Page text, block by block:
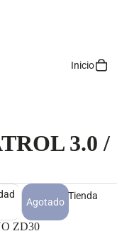
Inicio
Tienda
3.0 /
Agotado
ZD30